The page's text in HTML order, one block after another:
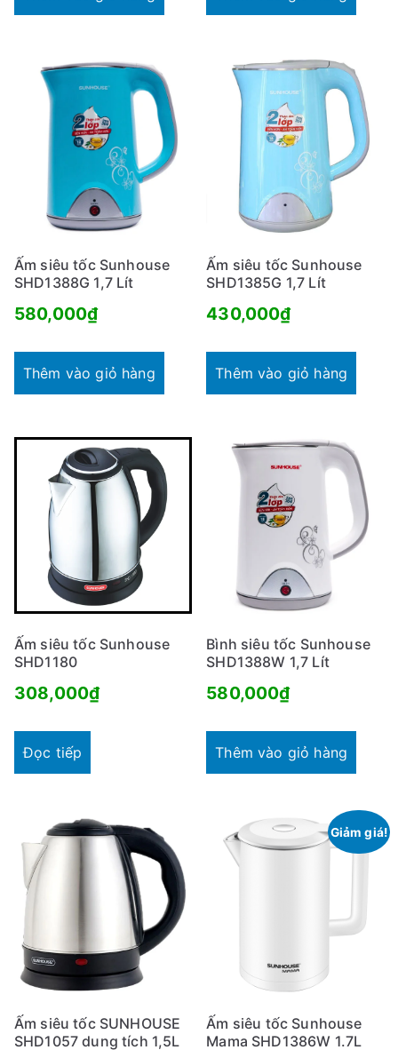
Ấm siêu tốc Sunhouse
SHD1388G 1,7 Lít
580,000₫
Thêm vào giỏ hàng
Ấm siêu tốc Sunhouse
SHD1385G 1,7 Lít
430,000₫
Thêm vào giỏ hàng
Ấm siêu tốc Sunhouse
SHD1180
308,000₫
Đọc tiếp
Bình siêu tốc Sunhouse
SHD1388W 1,7 Lít
580,000₫
Thêm vào giỏ hàng
Ấm siêu tốc SUNHOUSE
SHD1057 dung tích 1,5L
Giảm giá!
Ấm siêu tốc Sunhouse
Mama SHD1386W 1.7L